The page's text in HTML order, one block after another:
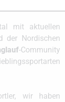
mit aktuellen
der Nordischen
-Community
wir haben